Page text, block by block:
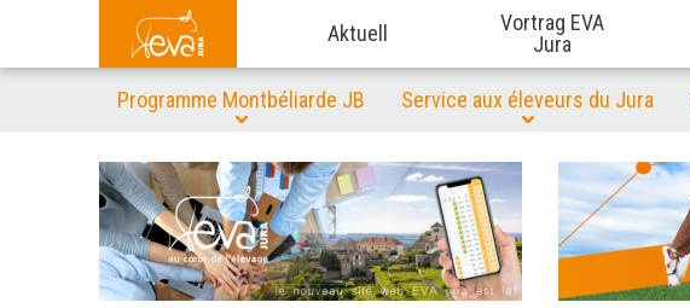
Aktuell
Vortrag EVA
Jura
Programme Montbéliarde JB Service aux éleveurs du Jura